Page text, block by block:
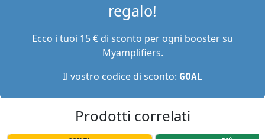
regalo!
Ecco i tuoi 15 € di sconto per ogni booster su
Myamplifiers.
Il vostro codice di sconto: GOAL
Prodotti correlati